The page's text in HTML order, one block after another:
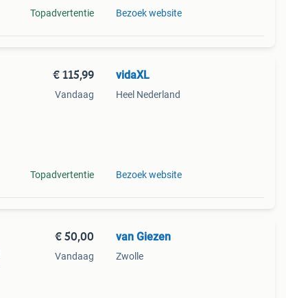
Topadvertentie Bezoek website
€ 115,99
Vandaag
Topadvertentie
vidaXL
Heel Nederland
Bezoek website
€ 50,00
Vandaag
van Giezen
Zwolle